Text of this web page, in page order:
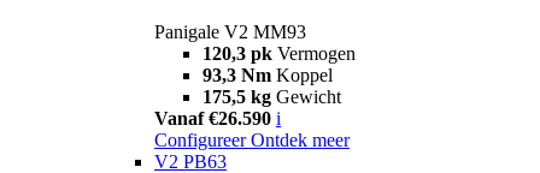
Panigale V2 MM93
120,3 pk Vermogen
93,3 Nm Koppel
175,5 kg Gewicht
Vanaf €26.590 i
Configureer Ontdek meer
V2 PB63